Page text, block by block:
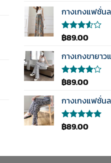
กางเกงแฟชั่น
ให้
ตั้งแต่
1-5
฿89.00
กางเกงขายา
ให้
ตั้งแต่ 1-
5
฿89.00
กางเกงแฟชั่น
ให้คะแนน
฿89.00